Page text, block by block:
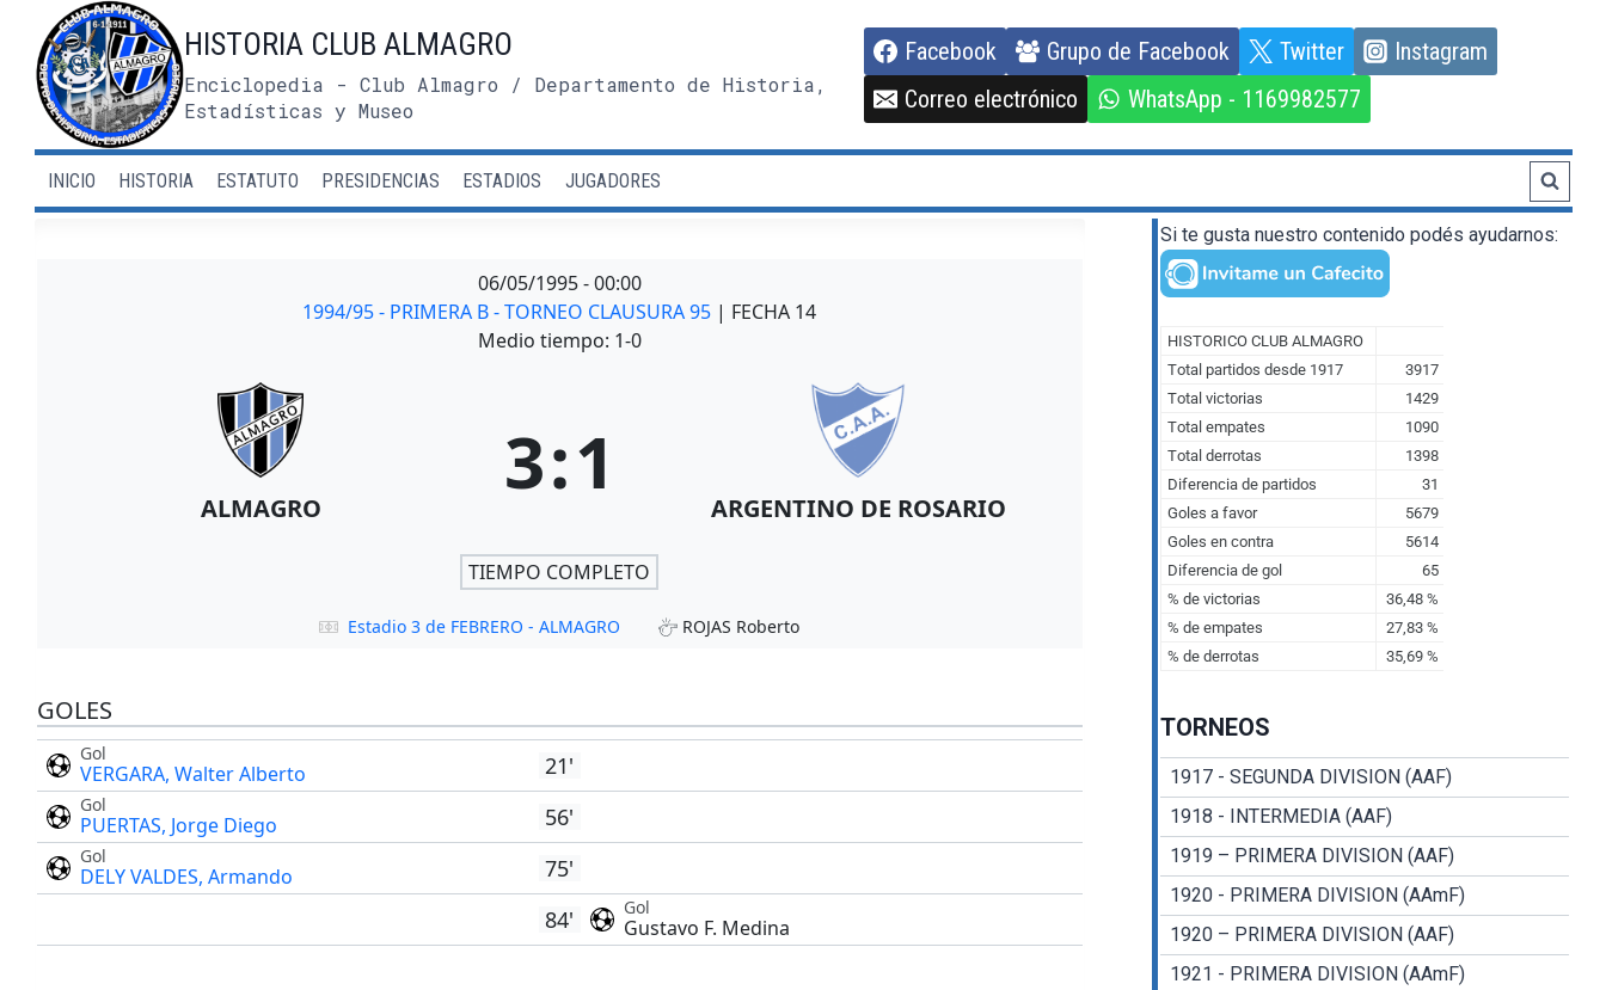
contenido
HISTORIA CLUB ALMAGRO
Enciclopedia - Club Almagro / Departamento de Historia,
Estadísticas y Museo
Facebook Grupo de Facebook Twitter
Instagram
Correo electrónico
WhatsApp - 1169982577
INICIO HISTORIA ESTATUTO PRESIDENCIAS ESTADIOS JUGADORES
06/05/1995-00:00
1994/95 - PRIMERA B - TORNEO CLAUSURA 95 | FECHA 14
Medio tiempo: 1-0
ALMAGRO 3:1 ARGENTINO DE ROSARIO
TIEMPO COMPLETO
Estadio 3 de FEBRERO - ALMAGRO ROJAS Roberto
GOLES
Gol
VERGARA, Walter Alberto 21'
Gol
PUERTAS, Jorge Diego 56'
Gol
DELY VALDES, Armando
75'
84'
Gol
Gustavo F. Medina
Si te gusta nuestro contenido podés ayudarnos:
TORNEOS
1917 - SEGUNDA DIVISION (AAF)
1918 - INTERMEDIA (AAF)
1919 – PRIMERA DIVISION (AAF)
1920 - PRIMERA DIVISION (AAmF)
1920 – PRIMERA DIVISION (AAF)
1921 - PRIMERA DIVISION (AAmF)